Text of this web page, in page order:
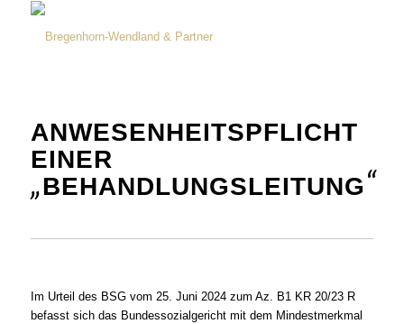
ANWESENHEITSPFLICHT
EINER
„BEHANDLUNGSLEITUNG“
Im Urteil des BSG vom 25. Juni 2024 zum Az. B1 KR 20/23 R
befasst sich das Bundessozialgericht mit dem Mindestmerkmal